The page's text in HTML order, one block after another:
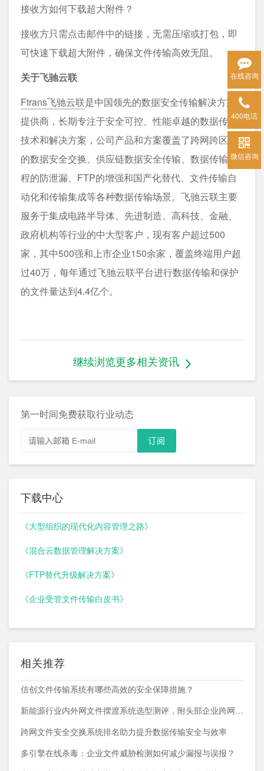
接收方如何下载超大附件？
接收方只需点击邮件中的链接，无需压缩或打包，即
可快速下载超大附件，确保文件传输高效无阻。
关于飞驰云联
Ftrans飞驰云联是中国领先的数据安全传输解决方案
提供商，长期专注于安全可控、性能卓越的数据传输
技术和解决方案，公司产品和方案覆盖了跨网跨区域
的数据安全交换、供应链数据安全传输、数据传输过
程的防泄漏、FTP的增强和国产化替代、文件传输自
动化和传输集成等各种数据传输场景。飞驰云联主要
服务于集成电路半导体、先进制造、高科技、金融、
政府机构等行业的中大型客户，现有客户超过500
家，其中500强和上市企业150余家，覆盖终端用户超
过40万，每年通过飞驰云联平台进行数据传输和保护
的文件量达到4.4亿个。
继续浏览更多相关资讯
第一时间免费获取行业动态
下载中心
《大型组织的现代化内容管理之路》
《混合云数据管理解决方案》
《FTP替代升级解决方案》
《企业受管文件传输白皮书》
相关推荐
信创文件传输系统有哪些高效的安全保障措施？
新能源行业内外网文件摆渡系统选型测评，附头部企业跨网部署案例
跨网文件安全交换系统排名助力提升数据传输安全与效率
多引擎在线杀毒：企业文件威胁检测如何减少漏报与误报？
在线咨询
400电话
微信咨询